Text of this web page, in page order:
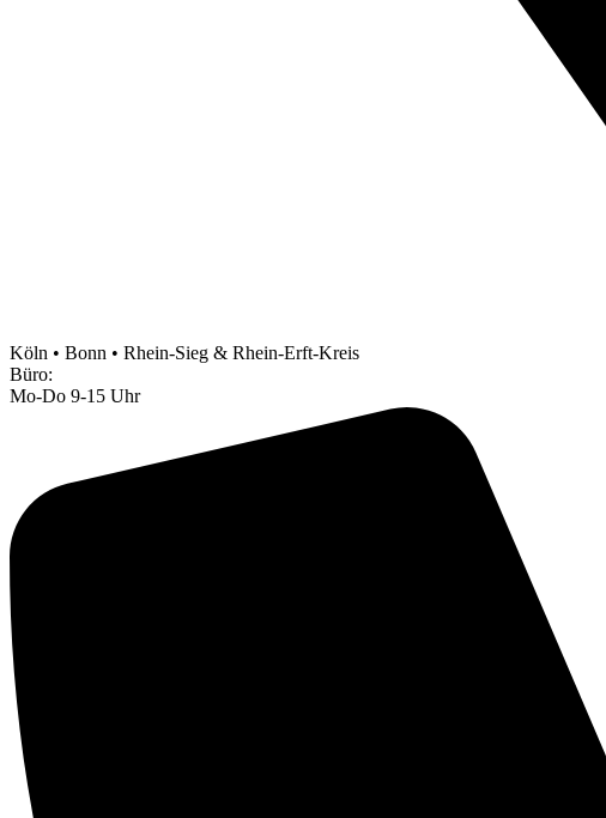
Köln • Bonn • Rhein-Sieg & Rhein-Erft-Kreis
Büro:
Mo-Do 9-15 Uhr